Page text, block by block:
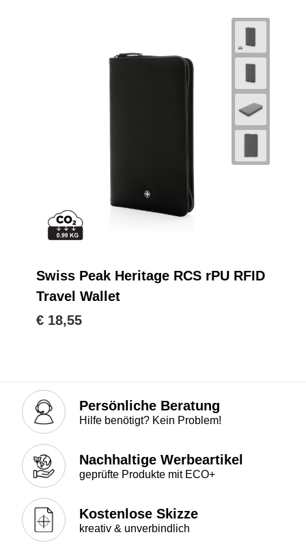
Swiss Peak Heritage RCS rPU RFID
Travel Wallet
€ 18,55
Persönliche Beratung
Hilfe benötigt? Kein Problem!
Nachhaltige Werbeartikel
geprüfte Produkte mit ECO+
Kostenlose Skizze
kreativ & unverbindlich